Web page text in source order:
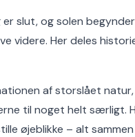
er slut, og solen
videre. Her deles
af storslået
til noget helt særligt.
øjeblikke – alt